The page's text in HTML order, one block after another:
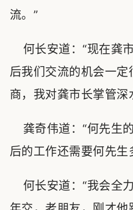
流。”
何长安道：“现在龚
后我们交流的机会一
商，我对龚市长掌管深
龚奇伟道：“何先生
后的工作还需要何先生
何长安道：“我会全